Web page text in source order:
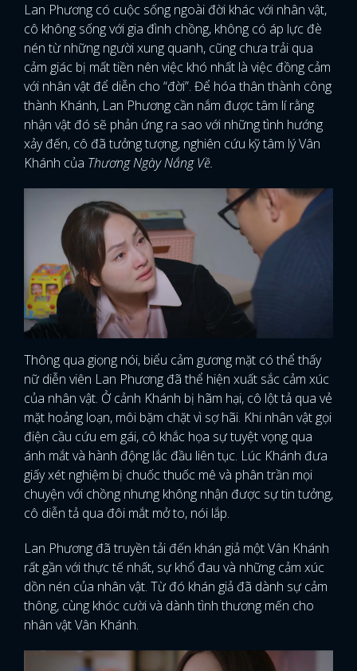
Lan Phương có cuộc sống ngoài đời khác với nhân vật,
cô không sống với gia đình chồng, không có áp lực đè
nén từ những người xung quanh, cũng chưa trải qua
cảm giác bị mất tiền nên việc khó nhất là việc đồng cảm
với nhân vật để diễn cho “đời”. Để hóa thân thành công
thành Khánh, Lan Phương cần nắm được tâm lí rằng
nhận vật đó sẽ phản ứng ra sao với những tình hướng
xảy đến, cô đã tưởng tượng, nghiên cứu kỹ tâm lý Vân
Khánh của Thương Ngày Nắng Về.
Thông qua giọng nói, biểu cảm gương mặt có thể thấy
nữ diễn viên Lan Phương đã thể hiện xuất sắc cảm xúc
của nhân vật. Ở cảnh Khánh bị hãm hại, cô lột tả qua vẻ
mặt hoảng loạn, môi bặm chặt vì sợ hãi. Khi nhân vật gọi
điện cầu cứu em gái, cô khắc họa sự tuyệt vọng qua
ánh mắt và hành động lắc đầu liên tục. Lúc Khánh đưa
giấy xét nghiệm bị chuốc thuốc mê và phân trần mọi
chuyện với chồng nhưng không nhận được sự tin tưởng,
cô diễn tả qua đôi mắt mở to, nói lắp.
Lan Phương đã truyền tải đến khán giả một Vân Khánh
rất gần với thực tế nhất, sự khổ đau và những cảm xúc
dồn nén của nhân vật. Từ đó khán giả đã dành sự cảm
thông, cùng khóc cười và dành tình thương mến cho
nhân vật Vân Khánh.